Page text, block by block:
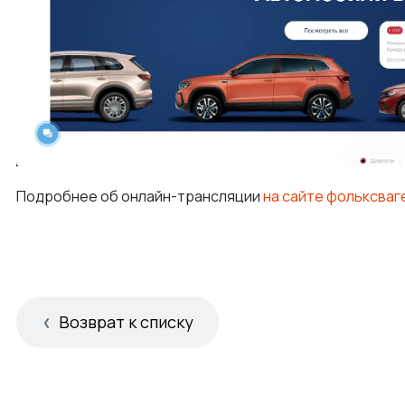
Подробнее об онлайн-трансляциина сайте
Возврат к списку